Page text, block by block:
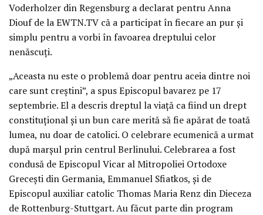
Voderholzer din Regensburg a declarat pentru Anna
Diouf de la EWTN.TV că a participat în fiecare an pur și
simplu pentru a vorbi în favoarea dreptului celor
nenăscuți.
„Aceasta nu este o problemă doar pentru aceia dintre noi
care sunt creștini”, a spus Episcopul bavarez pe 17
septembrie. El a descris dreptul la viață ca fiind un drept
constituțional și un bun care merită să fie apărat de toată
lumea, nu doar de catolici. O celebrare ecumenică a urmat
după marșul prin centrul Berlinului. Celebrarea a fost
condusă de Episcopul Vicar al Mitropoliei Ortodoxe
Grecești din Germania, Emmanuel Sfiatkos, și de
Episcopul auxiliar catolic Thomas Maria Renz din Dieceza
de Rottenburg-Stuttgart. Au făcut parte din program